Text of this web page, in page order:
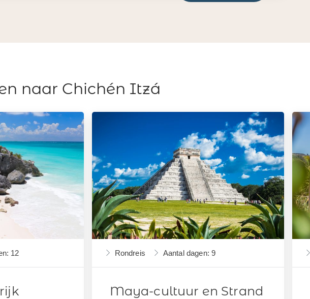
naar Chichén Itzá
12 Rondreis Aantal dagen: 9
Maya-cultuur en Strand